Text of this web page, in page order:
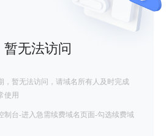
无法访问
，暂无法访问，请域名所有人及时完成
使用
制台-进入急需续费域名页面-勾选续费域